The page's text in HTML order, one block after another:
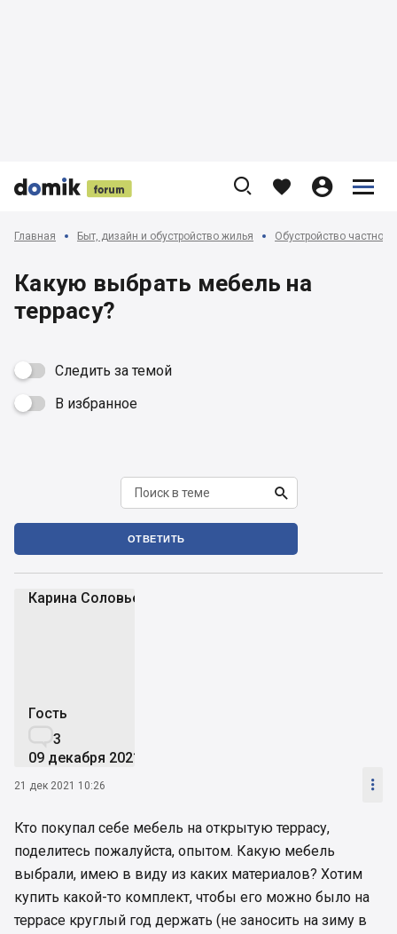


 
    


Главная Быт, дизайн и обустройство жилья Обустройство
Какую выбрать мебель на
террасу?
Следить за темой
 В избранное

ОТВЕТИТЬ
Карина Соловьева
Гость
3
09 декабря 2021
21 дек 2021 10:26 
Кто покупал себе мебель на открытую террасу,
поделитесь пожалуйста, опытом. Какую мебель
выбрали, имею в виду из каких материалов? Хотим
купить какой-то комплект, чтобы его можно было на
террасе круглый год держать (не заносить на зиму в